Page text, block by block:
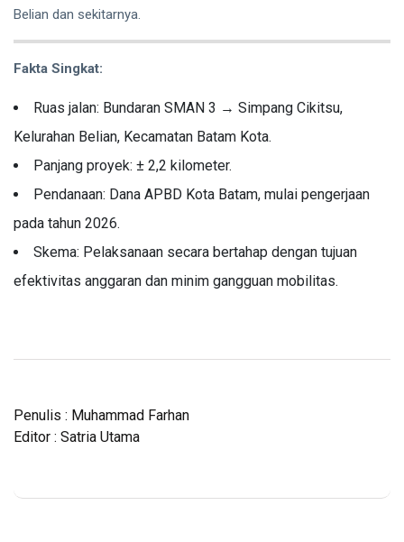
Belian dan sekitarnya.
Fakta Singkat:
Ruas jalan: Bundaran SMAN 3 → Simpang Cikitsu,
Kelurahan Belian, Kecamatan Batam Kota.
Panjang proyek: ± 2,2 kilometer.
Pendanaan: Dana APBD Kota Batam, mulai pengerjaan
pada tahun 2026.
Skema: Pelaksanaan secara bertahap dengan tujuan
efektivitas anggaran dan minim gangguan mobilitas.
Penulis : Muhammad Farhan
Editor : Satria Utama